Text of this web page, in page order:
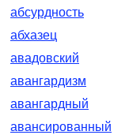
абсурдность
абхазец
авадовский
авангардизм
авангардный
авансированный